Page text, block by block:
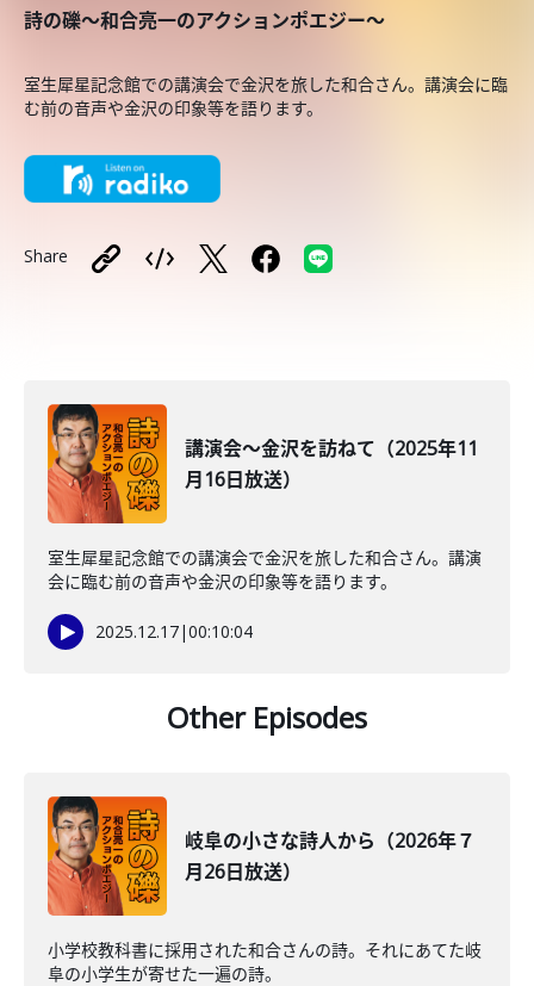
詩の礫～和合亮一のアクションポエジー～
室生犀星記念館での講演会で金沢を旅した和合さん。講演会に臨
む前の音声や金沢の印象等を語ります。
Share
講演会～金沢を訪ねて（2025年11
月16日放送）
室生犀星記念館での講演会で金沢を旅した和合さん。講演
会に臨む前の音声や金沢の印象等を語ります。
2025.12.17|00:10:04
Other Episodes
岐阜の小さな詩人から（2026年７
月26日放送）
小学校教科書に採用された和合さんの詩。それにあてた岐
阜の小学生が寄せた一遍の詩。